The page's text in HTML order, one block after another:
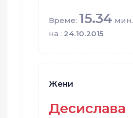
Време: 15.34 мин.
на : 24.10.2015
Жени
Десислава